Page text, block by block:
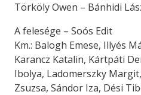
Törköly Owen – Bánhidi
A felesége – Soós Edit
Km.: Balogh Emese, Illyés
Karancz Katalin, Kártpáti
Ibolya, Ladomerszky
Zsuzsa, Sándor Iza, Dési